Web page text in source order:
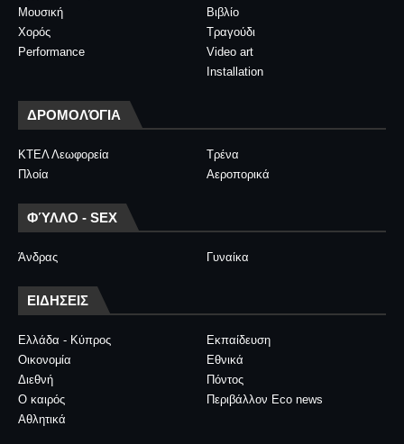
Βιβλίο
Μουσική
Τραγούδι
Χορός
Video art
Performance
Installation
ΔΡΟΜΟΛΌΓΙΑ
ΚΤΕΛ Λεωφορεία
Τρένα
Πλοία
Αεροπορικά
ΦΎΛΛΟ - SEX
Άνδρας Γυναίκα
ΕΙΔΗΣΕΙΣ
Ελλάδα - Κύπρος
Εκπαίδευση
Οικονομία
Εθνικά
Διεθνή
Πόντος
Ο καιρός
Περιβάλλον Eco news
Αθλητικά